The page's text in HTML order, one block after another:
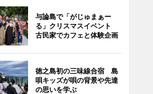
与論島で「がじゅまぁー
る」クリスマスイベント
古民家でカフェと体験企画
徳之島初の三味線合宿 島
唄キッズが唄の背景や先達
の思いを学ぶ